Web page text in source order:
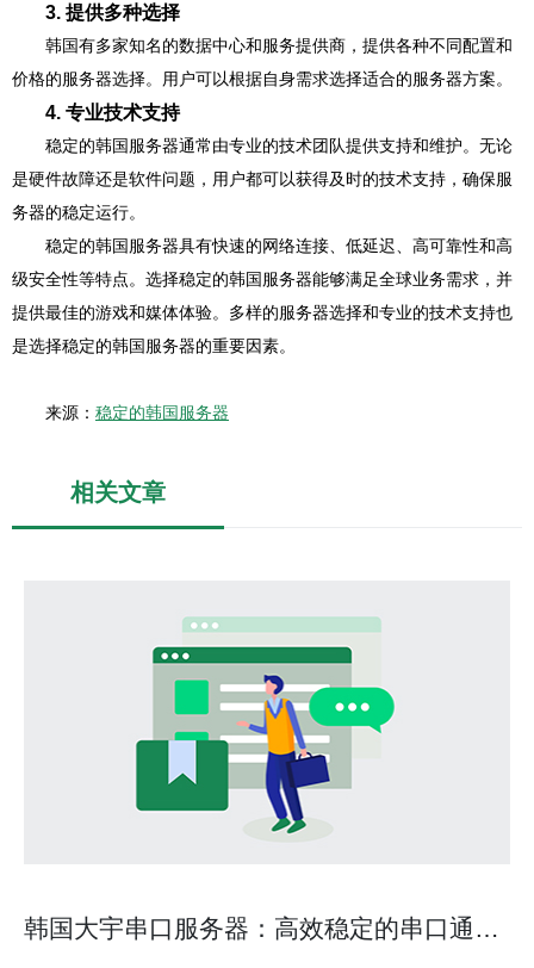
3. 提供多种选择
韩国有多家知名的数据中心和服务提供商，提供各种不同配置和
价格的服务器选择。用户可以根据自身需求选择适合的服务器方案。
4. 专业技术支持
稳定的韩国服务器通常由专业的技术团队提供支持和维护。无论
是硬件故障还是软件问题，用户都可以获得及时的技术支持，确保服
务器的稳定运行。
稳定的韩国服务器具有快速的网络连接、低延迟、高可靠性和高
级安全性等特点。选择稳定的韩国服务器能够满足全球业务需求，并
提供最佳的游戏和媒体体验。多样的服务器选择和专业的技术支持也
是选择稳定的韩国服务器的重要因素。
来源： 稳定的韩国服务器
相关文章
韩国大宇串口服务器：高效稳定的串口通信